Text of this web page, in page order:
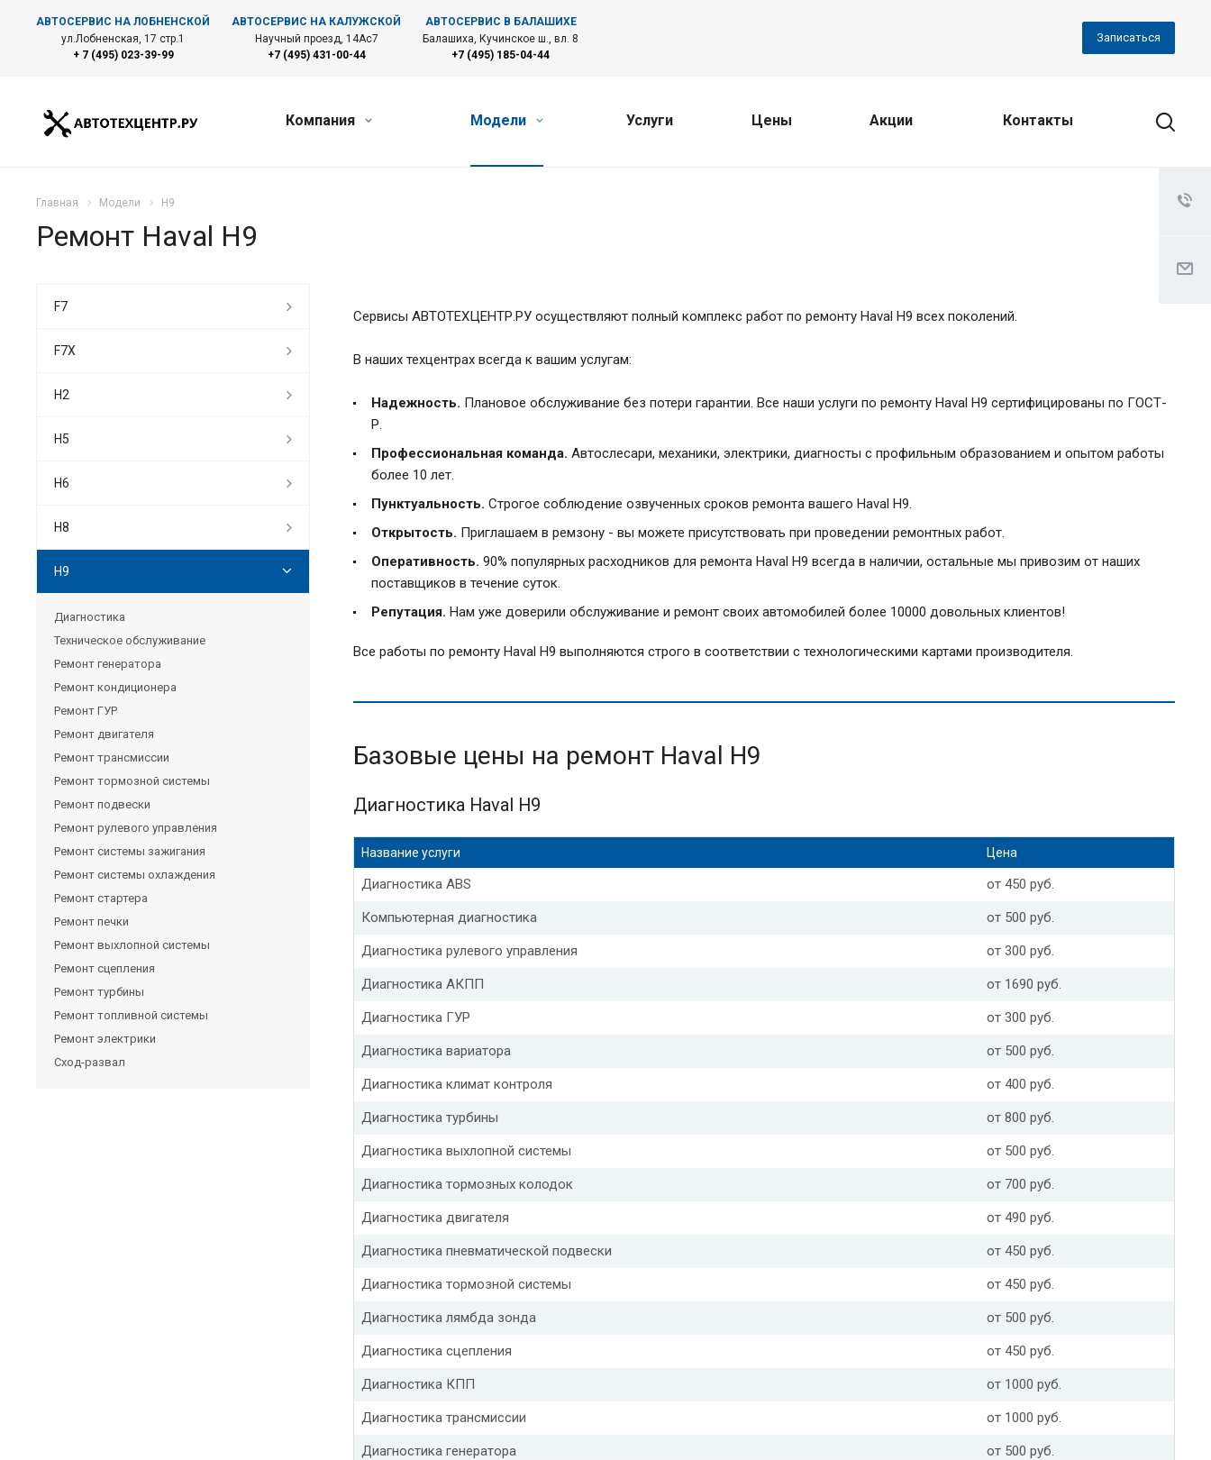
АВТОСЕРВИС НА ЛОБНЕНСКОЙ
ул.Лобненская, 17 стр.1
+ 7 (495) 023-39-99
АВТОСЕРВИС НА КАЛУЖСКОЙ
Научный проезд, 14Ас7
+7 (495) 431-00-44
АВТОСЕРВИС В БАЛАШИХЕ
Балашиха, Кучинское ш., вл. 8
+7 (495) 185-04-44
Записаться
Компания Модели Услуги Цены Акции Контакты
Главная Модели H9
Ремонт Haval H9
Сервисы АВТОТЕХЦЕНТР.РУ осуществляют полный комплекс работ по ремонту Haval H9 всех поколений.
В наших техцентрах всегда к вашим услугам:
Надежность. Плановое обслуживание без потери гарантии. Все наши услуги по ремонту Haval H9 сертифицированы по ГОСТ-
Р.
Профессиональная команда. Автослесари, механики, электрики, диагносты с профильным образованием и опытом работы
более 10 лет.
Пунктуальность. Строгое соблюдение озвученных сроков ремонта вашего Haval H9.
Открытость. Приглашаем в ремзону - вы можете присутствовать при проведении ремонтных работ.
Оперативность. 90% популярных расходников для ремонта Haval H9 всегда в наличии, остальные мы привозим от наших
поставщиков в течение суток.
Репутация. Нам уже доверили обслуживание и ремонт своих автомобилей более 10000 довольных клиентов!
Все работы по ремонту Haval H9 выполняются строго в соответствии с технологическими картами производителя.
Базовые цены на ремонт Haval H9
Диагностика Haval H9
Название услуги Цена
Диагностика ABS от 450 руб.
Компьютерная диагностика от 500 руб.
Диагностика рулевого управления от 300 руб.
Диагностика АКПП от 1690 руб.
Диагностика ГУР от 300 руб.
Диагностика вариатора от 500 руб.
Диагностика климат контроля от 400 руб.
Диагностика турбины от 800 руб.
Диагностика выхлопной системы от 500 руб.
Диагностика тормозных колодок от 700 руб.
Диагностика двигателя от 490 руб.
Диагностика пневматической подвески от 450 руб.
Диагностика тормозной системы от 450 руб.
Диагностика лямбда зонда от 500 руб.
Диагностика сцепления от 450 руб.
Диагностика КПП от 1000 руб.
Диагностика трансмиссии от 1000 руб.
Диагностика генератора от 500 руб.
F7
F7X
H2
H5
H6
H8
H9
Диагностика
Техническое обслуживание
Ремонт генератора
Ремонт кондиционера
Ремонт ГУР
Ремонт двигателя
Ремонт трансмиссии
Ремонт тормозной системы
Ремонт подвески
Ремонт рулевого управления
Ремонт системы зажигания
Ремонт системы охлаждения
Ремонт стартера
Ремонт печки
Ремонт выхлопной системы
Ремонт сцепления
Ремонт турбины
Ремонт топливной системы
Ремонт электрики
Сход-развал